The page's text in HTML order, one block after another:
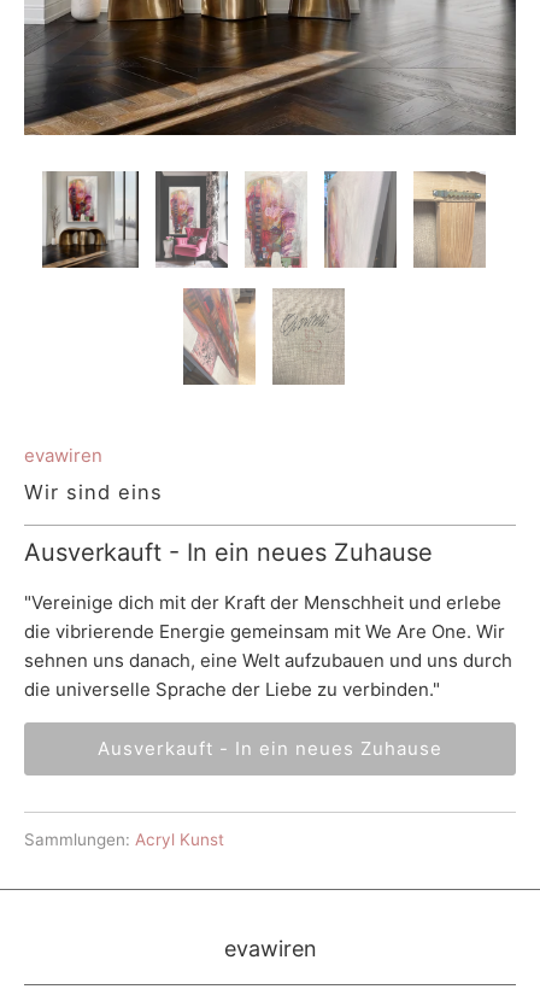
evawiren
Wir sind eins
Ausverkauft - In ein neues Zuhause
"Vereinige dich mit der Kraft der Menschheit und erlebe
die vibrierende Energie gemeinsam mit We Are One. Wir
sehnen uns danach, eine Welt aufzubauen und uns durch
die universelle Sprache der Liebe zu verbinden."
Ausverkauft - In ein neues Zuhause
Sammlungen: Acryl Kunst
evawiren